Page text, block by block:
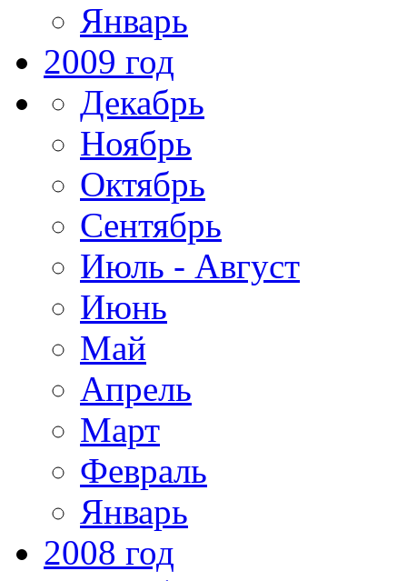
Январь
2009 год
Декабрь
Ноябрь
Октябрь
Сентябрь
Июль - Август
Июнь
Май
Апрель
Март
Февраль
Январь
2008 год